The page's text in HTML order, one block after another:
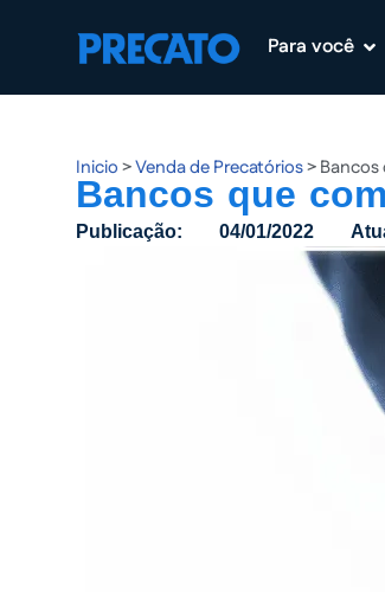
para
Para você
Inicio>Venda de Precatórios>
Bancos que
Publicação: 04/01/2022